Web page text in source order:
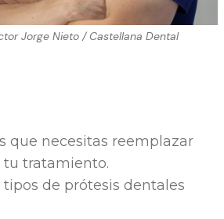
Jorge Nieto / Castellana Dental
que necesitas reemplazar
tratamiento.
de prótesis dentales